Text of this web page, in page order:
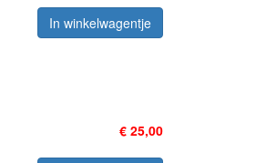
In winkelwagentje
€ 25,00